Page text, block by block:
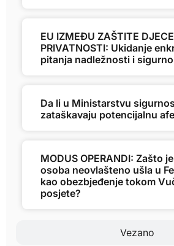
Vezano
EU IZMEĐU ZAŠTITE
PRIVATNOSTI: Ukidanje
pitanja nadležnosti i
Da li u Ministarstvu
zataškavaju potencijalnu
MODUS OPERANDI: Zašto
osoba neovlašteno ušla u
kao obezbjeđenje tokom
posjete?